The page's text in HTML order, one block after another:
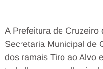
A Prefeitura de Cruzeiro
Secretaria Municipal de
dos ramais Tiro ao Alvo